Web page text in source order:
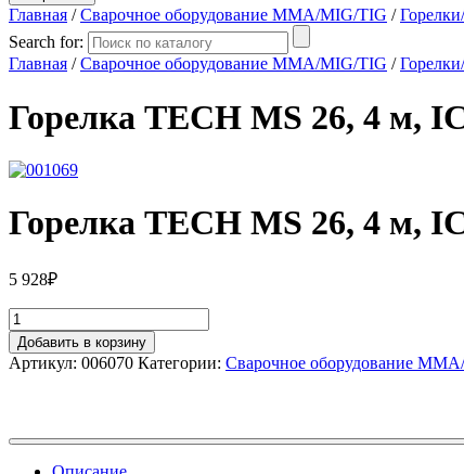
Главная /Сварочное оборудование MMA/MIG/TIG /
Search for:
Главная /Сварочное оборудование MMA/MIG/TIG /
Горелка TECH MS 26, 4 м,
Горелка TECH MS 26, 4 м,
5 928₽
Добавить в корзину
Артикул: 006070 Категории: Сварочное оборудование